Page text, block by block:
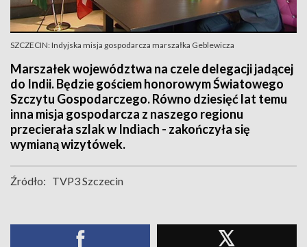
SZCZECIN: Indyjska misja gospodarcza marszałka Geblewicza
Marszałek województwa na czele delegacji jadącej
do Indii. Będzie gościem honorowym Światowego
Szczytu Gospodarczego. Równo dziesięć lat temu
inna misja gospodarcza z naszego regionu
przecierała szlak w Indiach - zakończyła się
wymianą wizytówek.
Źródło: TVP3 Szczecin